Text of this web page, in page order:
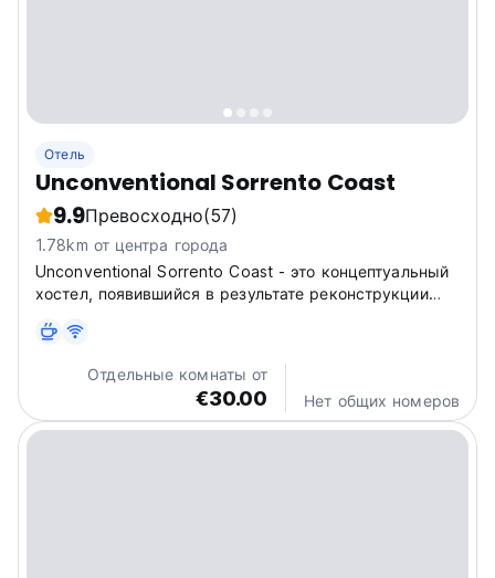
Отель
Unconventional Sorrento Coast
9.9Превосходно(57)
1.78km от центра города
Unconventional Sorrento Coast - это концептуальный
хостел, появившийся в результате реконструкции
историческом центре Сант’Аньелло, довольно
маленького городка всего в 2 км от Сорренто.
Благодаря стратегическому положению...
Отдельные комнаты от
€30.00 Нет общих номеров